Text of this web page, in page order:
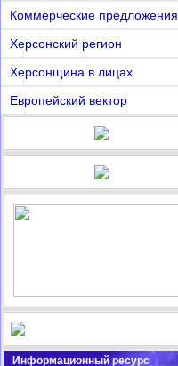
Коммерческие предложения
Херсонский регион
Херсонщина в лицах
Европейский вектор
Информационный ресурс